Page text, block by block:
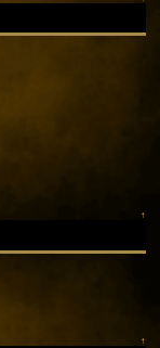
↑
↑